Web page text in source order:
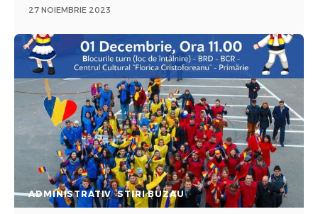
27 NOIEMBRIE 2023
ADMINISTRATIV STIRI BUZAU